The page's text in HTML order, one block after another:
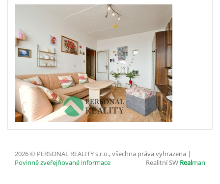
2026 © PERSONAL REALITY s.r.o., všechna práva vyhrazena |
Povinně zveřejňované informace
Realitní SW Realman